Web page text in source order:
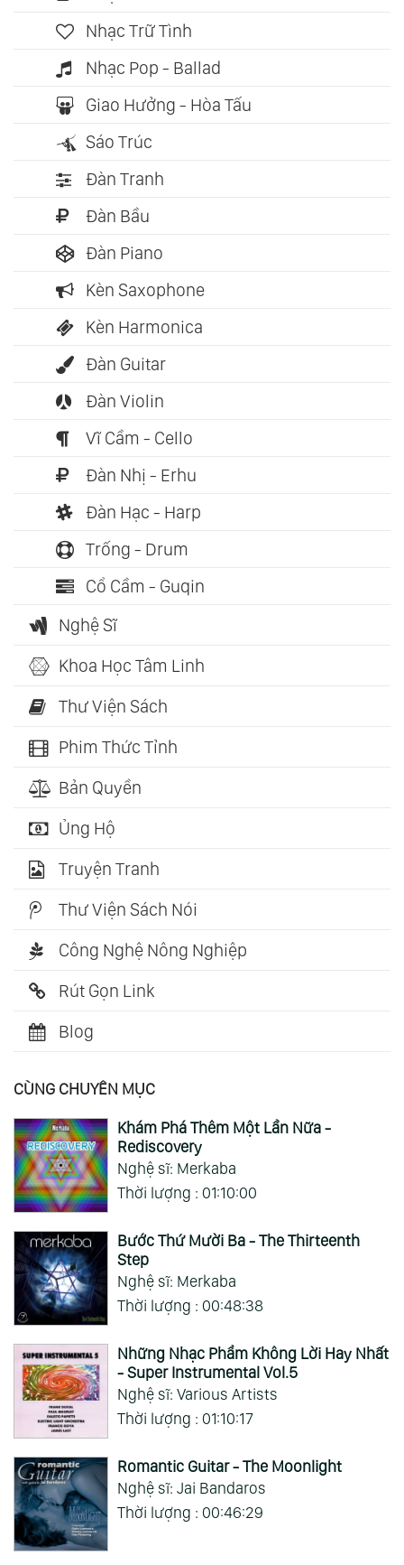
Nhạc Trữ Tình
Nhạc Pop - Ballad
Giao Hưởng - Hòa Tấu
Sáo Trúc
Đàn Tranh
Đàn Bầu
Đàn Piano
Kèn Saxophone
Kèn Harmonica
Đàn Guitar
Đàn Violin
Vĩ Cầm - Cello
Đàn Nhị - Erhu
Đàn Hạc - Harp
Trống - Drum
Cổ Cầm - Guqin
Nghệ Sĩ
Khoa Học Tâm Linh
Thư Viện Sách
Phim Thức Tỉnh
Bản Quyền
Ủng Hộ
Truyện Tranh
Thư Viện Sách Nói
Công Nghệ Nông Nghiệp
Rút Gọn Link
Blog
CÙNG CHUYÊN MỤC
Khám Phá Thêm Một Lần Nữa -
Rediscovery
Nghệ sĩ: Merkaba
Thời lượng : 01:10:00
Bước Thứ Mười Ba - The Thirteenth
Step
Nghệ sĩ: Merkaba
Thời lượng : 00:48:38
Những Nhạc Phẩm Không Lời Hay Nhất
- Super Instrumental Vol.5
Nghệ sĩ: Various Artists
Thời lượng : 01:10:17
Romantic Guitar - The Moonlight
Nghệ sĩ: Jai Bandaros
Thời lượng : 00:46:29